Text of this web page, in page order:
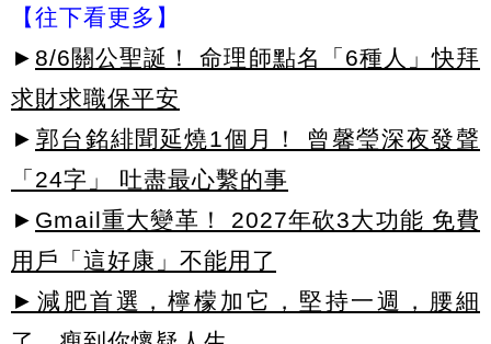
【往下看更多】
► 8/6關公聖誕！ 命理師點名「6種人」快拜
求財求職保平安
► 郭台銘緋聞延燒1個月！ 曾馨瑩深夜發聲
「24字」 吐盡最心繫的事
► Gmail重大變革！ 2027年砍3大功能 免費
用戶「這好康」不能用了
►減肥首選，檸檬加它，堅持一週，腰細